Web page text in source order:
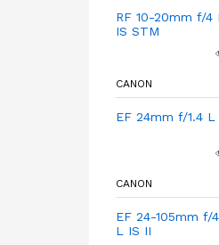
RF 10-20mm f/4 L
IS STM
CANON
EF 24mm f/1.4 L
CANON
EF 24-105mm f/4
L IS II